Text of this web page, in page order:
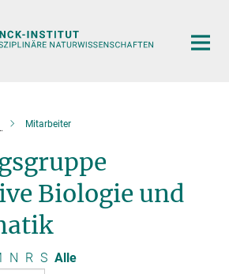
Mitarbeiter
Biologie und
N R S Alle